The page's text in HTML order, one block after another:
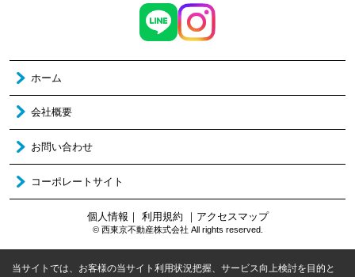
ホーム
会社概要
お問い合わせ
コーポレートサイト
個人情報 ｜ 利用規約 ｜ アクセスマップ
© 西東京不動産株式会社 All rights reserved.
当サイトでは、お客様の当サイト利用状況把握、サービス向上検討を目的と